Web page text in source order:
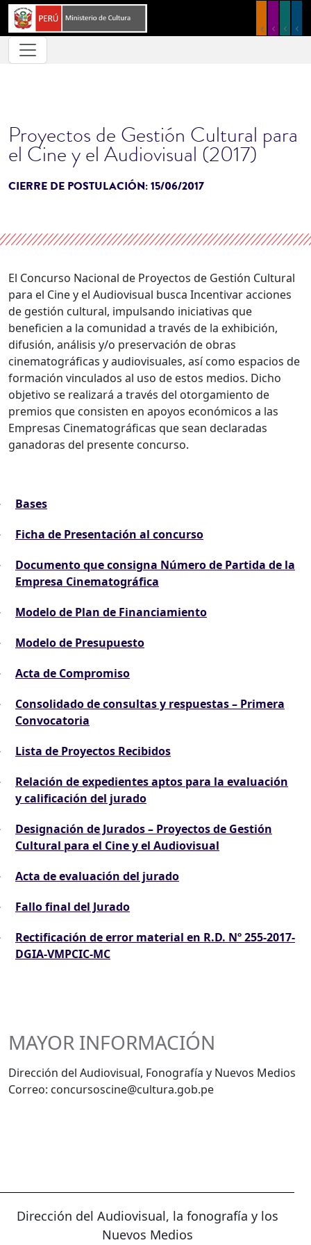
Pasar al contenido principal
Proyectos de Gestión Cultural para
el Cine y el Audiovisual (2017)
CIERRE DE POSTULACIÓN:15/06/2017
El Concurso Nacional de Proyectos de Gestión Cultural
para el Cine y el Audiovisual busca Incentivar acciones
de gestión cultural, impulsando iniciativas que
beneficien a la comunidad a través de la exhibición,
difusión, análisis y/o preservación de obras
cinematográficas y audiovisuales, así como espacios de
formación vinculados al uso de estos medios. Dicho
objetivo se realizará a través del otorgamiento de
premios que consisten en apoyos económicos a las
Empresas Cinematográficas que sean declaradas
ganadoras del presente concurso.
Bases
Ficha de Presentación al concurso
Documento que consigna Número de Partida de la
Empresa Cinematográfica
Modelo de Plan de Financiamiento
Modelo de Presupuesto
Acta de Compromiso
Consolidado de consultas y respuestas – Primera
Convocatoria
Lista de Proyectos Recibidos
Relación de expedientes aptos para la evaluación
y calificación del jurado
Designación de Jurados – Proyectos de Gestión
Cultural para el Cine y el Audiovisual
Acta de evaluación del jurado
Fallo final del Jurado
Rectificación de error material en R.D. Nº 255-2017-
DGIA-VMPCIC-MC
MAYOR INFORMACIÓN
Dirección del Audiovisual, Fonografía y Nuevos Medios
Correo: concursoscine@cultura.gob.pe
Dirección del Audiovisual, la fonografía y los
Nuevos Medios